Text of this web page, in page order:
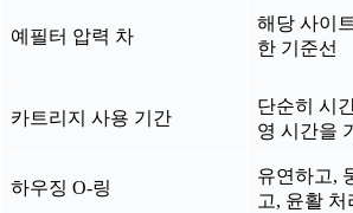
예필터 압력 차
해당 사이
한 기준선
카트리지 사용 기간
단순히 시
영 시간을
하우징 O-링
유연하고,
고, 윤활 처